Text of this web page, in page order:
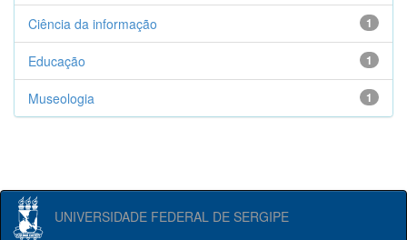
1
Ciência da informação
1
Educação
1
Museologia
UNIVERSIDADE FEDERAL DE SERGIPE